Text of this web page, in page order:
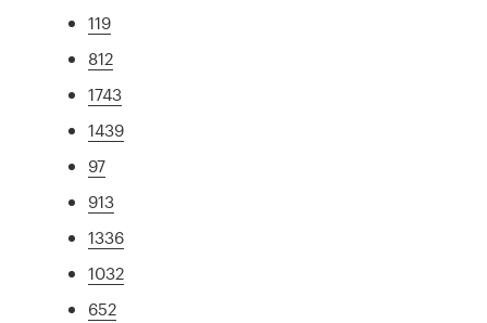
119
812
1743
1439
97
913
1336
1032
652